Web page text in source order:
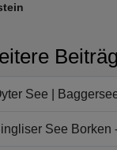
See |
See Borken